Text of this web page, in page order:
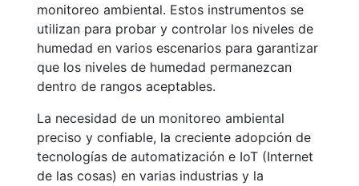
monitoreo ambiental. Estos instrumentos se
utilizan para probar y controlar los niveles de
humedad en varios escenarios para garantizar
que los niveles de humedad permanezcan
dentro de rangos aceptables.
La necesidad de un monitoreo ambiental
preciso y confiable, la creciente adopción de
tecnologías de automatización e IoT (Internet
de las cosas) en varias industrias y la